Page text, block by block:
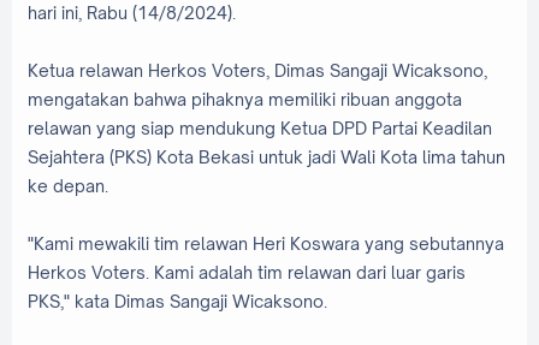
hari ini, Rabu (14/8/2024).
Ketua relawan Herkos Voters, Dimas Sangaji Wicaksono,
mengatakan bahwa pihaknya memiliki ribuan anggota
relawan yang siap mendukung Ketua DPD Partai Keadilan
Sejahtera (PKS) Kota Bekasi untuk jadi Wali Kota lima tahun
ke depan.
"Kami mewakili tim relawan Heri Koswara yang sebutannya
Herkos Voters. Kami adalah tim relawan dari luar garis
PKS," kata Dimas Sangaji Wicaksono.